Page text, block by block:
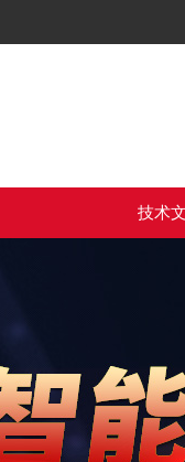
技术